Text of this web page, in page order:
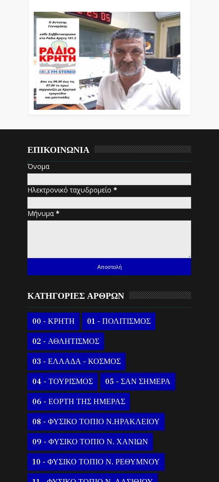
ΕΠΙΚΟΙΝΩΝΙΑ
Όνομα
Ηλεκτρονικό ταχυδρομείο*
Μήνυμα*
ΚΑΤΗΓΟΡΙΕΣ ΑΡΘΡΩΝ
00 - ΚΡΗΤΗ 01 - ΠΟΛΙΤΙΣΜΟΣ
02 - ΑΘΛΗΤΙΣΜΟΣ
03 - ΕΛΛΑΔΑ - ΚΟΣΜΟΣ
04 - ΤΟΥΡΙΣΜΟΣ 05 - ΣΑΝ ΣΗΜΕΡΑ
06 - ΕΟΡΤΗ ΤΗΣ ΗΜΕΡΑΣ
08 - ΦΥΣΙΚΟ ΤΟΠΙΟ Ν.ΗΡΑΚΛΕΙΟΥ
09 - ΦΥΣΙΚΟ ΤΟΠΙΟ Ν. ΧΑΝΙΩΝ
10 - ΦΥΣΙΚΟ ΤΟΠΙΟ Ν. ΡΕΘΥΜΝΟΥ